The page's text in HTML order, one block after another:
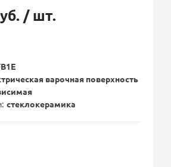
/ шт.
варочная поверхность
стеклокерамика